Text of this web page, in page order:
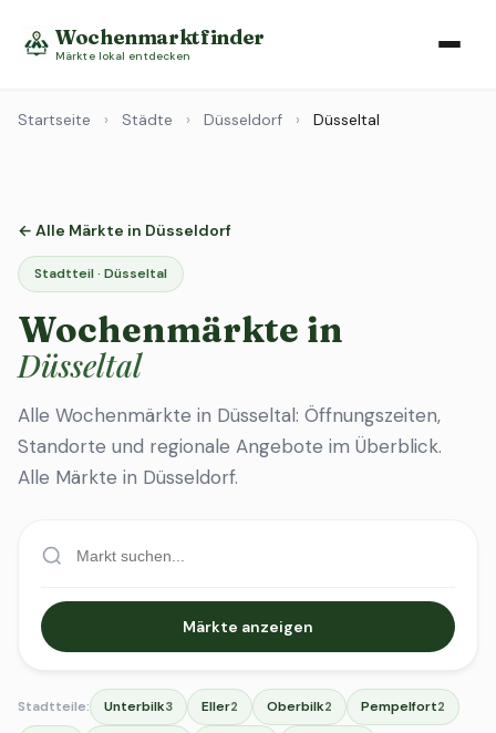
Wochenmarktfinder
Märkte lokal entdecken
Startseite › Städte › Düsseldorf › Düsseltal
← Alle Märkte in Düsseldorf
Stadtteil · Düsseltal
Wochenmärkte in
Düsseltal
Alle Wochenmärkte in Düsseltal: Öffnungszeiten,
Standorte und regionale Angebote im Überblick.
Alle Märkte in Düsseldorf.
Märkte anzeigen
Stadtteile: Unterbilk3 Eller2 Oberbilk2 Pempelfort2